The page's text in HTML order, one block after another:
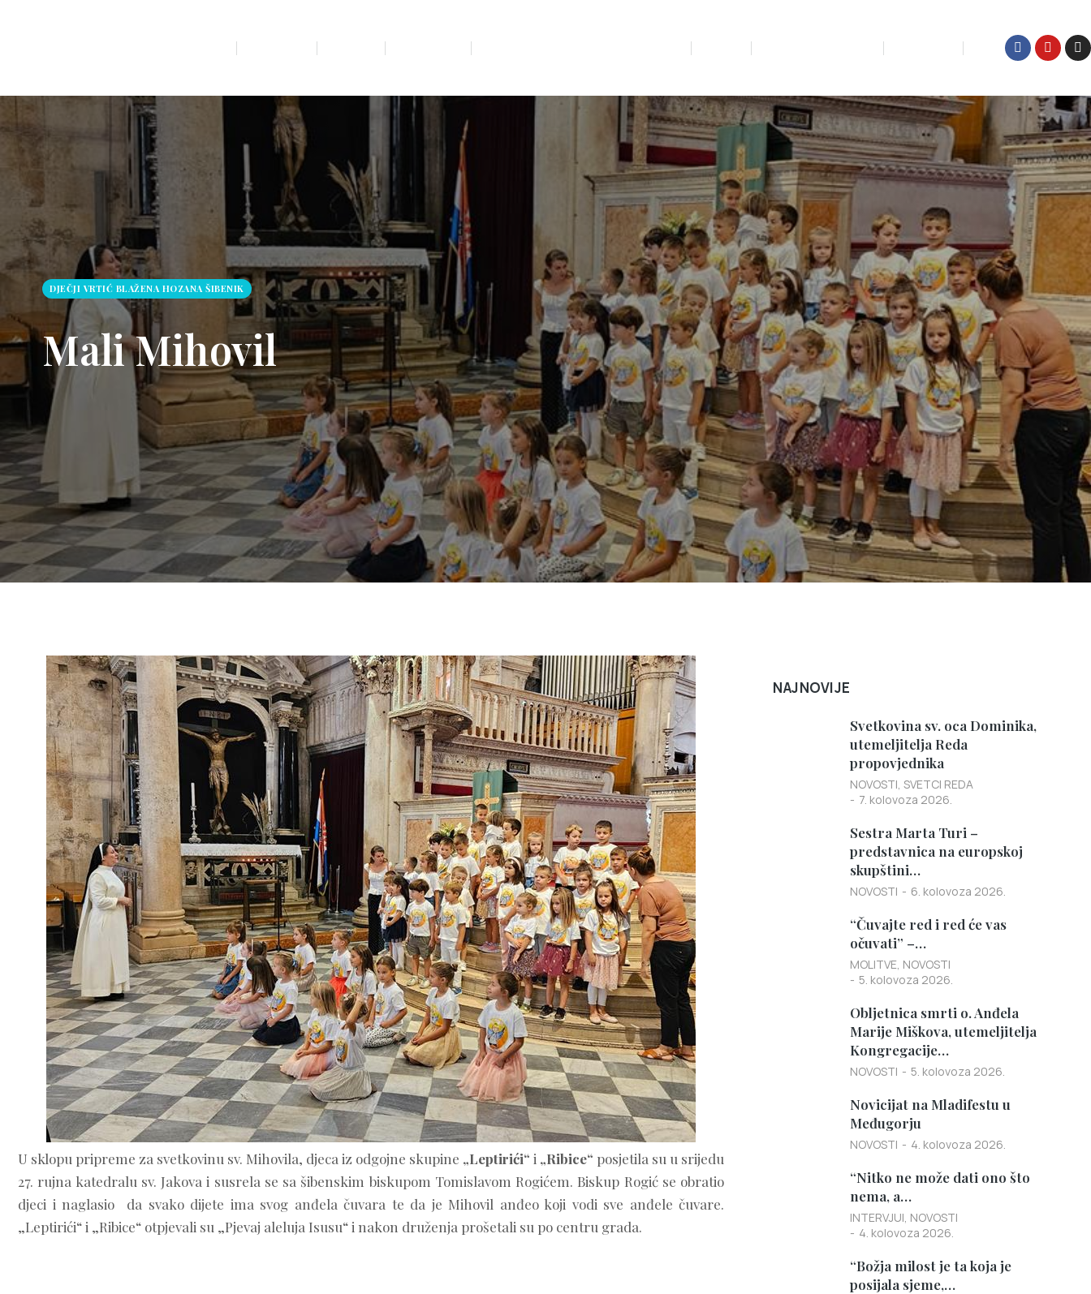
DJEČJI VRTIĆ BLAŽENA HOZANA ŠIBENIK
Mali Mihovil
U sklopu pripreme za svetkovinu sv. Mihovila, djeca iz odgojne skupine „Leptirići“ i „Ribice“ posjetila su u srijedu
27. rujna katedralu sv. Jakova i susrela se sa šibenskim biskupom Tomislavom Rogićem. Biskup Rogić se obratio
djeci i naglasio da svako dijete ima svog anđela čuvara te da je Mihovil anđeo koji vodi sve anđele čuvare.
„Leptirići“ i „Ribice“ otpjevali su „Pjevaj aleluja Isusu“ i nakon druženja prošetali su po centru grada.
NAJNOVIJE
Svetkovina sv. oca Dominika,
utemeljitelja Reda
propovjednika
NOVOSTI, SVETCI REDA
7. kolovoza 2026.
Sestra Marta Turi –
predstavnica na europskoj
skupštini…
NOVOSTI 6. kolovoza 2026.
“Čuvajte red i red će vas
očuvati” –…
MOLITVE, NOVOSTI
5. kolovoza 2026.
Obljetnica smrti o. Anđela
Marije Miškova, utemeljitelja
Kongregacije…
NOVOSTI 5. kolovoza 2026.
Novicijat na Mladifestu u
Međugorju
NOVOSTI 4. kolovoza 2026.
“Nitko ne može dati ono što
nema, a…
INTERVJUI, NOVOSTI
4. kolovoza 2026.
“Božja milost je ta koja je
posijala sjeme,…